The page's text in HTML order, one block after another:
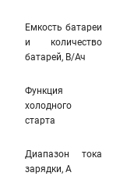
Емкость батареи
и количество
батарей, В/Ач
Функция
холодного
старта
Диапазон тока
зарядки, А